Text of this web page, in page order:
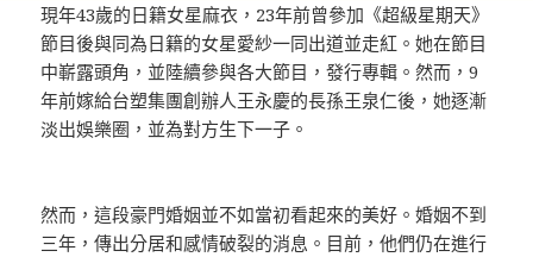
現年43歲的日籍女星麻衣，23年前曾參加《超級星期天》
節目後與同為日籍的女星愛紗一同出道並走紅。她在節目
中嶄露頭角，並陸續參與各大節目，發行專輯。然而，9
年前嫁給台塑集團創辦人王永慶的長孫王泉仁後，她逐漸
淡出娛樂圈，並為對方生下一子。
然而，這段豪門婚姻並不如當初看起來的美好。婚姻不到
三年，傳出分居和感情破裂的消息。目前，他們仍在進行